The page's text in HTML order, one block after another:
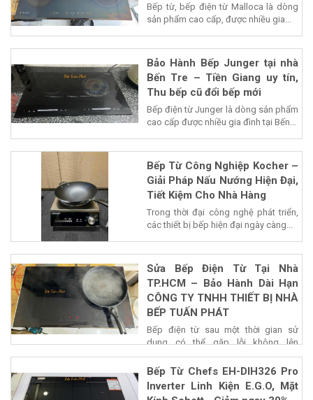
Bếp từ, bếp điện từ Malloca là dòng
sản phẩm cao cấp, được nhiều gia...
Bảo Hành Bếp Junger tại nhà
Bến Tre – Tiền Giang uy tín,
Thu bếp cũ đổi bếp mới
Bếp điện từ Junger là dòng sản phẩm
cao cấp được nhiều gia đình tại Bến...
Bếp Từ Công Nghiệp Kocher –
Giải Pháp Nấu Nướng Hiện Đại,
Tiết Kiệm Cho Nhà Hàng
Trong thời đại công nghệ phát triển,
các thiết bị bếp hiện đại ngày càng...
Sửa Bếp Điện Từ Tại Nhà
TP.HCM – Bảo Hành Dài Hạn
CÔNG TY TNHH THIẾT BỊ NHÀ
BẾP TUẤN PHÁT
Bếp điện từ sau một thời gian sử
dụng có thể gặp lỗi không lên
nguồn,...
Bếp Từ Chefs EH-DIH326 Pro
Inverter Linh Kiện E.G.O, Mặt